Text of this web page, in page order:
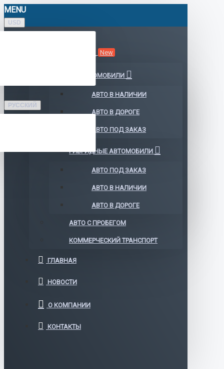
MENU
USD
РУССКИЙ
New
ЭЛЕКТРОМОБИЛИ
АВТО В НАЛИЧИИ
АВТО В ДОРОГЕ
АВТО ПОД ЗАКАЗ
ГИБРИДНЫЕ АВТОМОБИЛИ
АВТО ПОД ЗАКАЗ
АВТО В НАЛИЧИИ
АВТО В ДОРОГЕ
АВТО С ПРОБЕГОМ
КОММЕРЧЕСКИЙ ТРАНСПОРТ
ГЛАВНАЯ
НОВОСТИ
О КОМПАНИИ
КОНТАКТЫ